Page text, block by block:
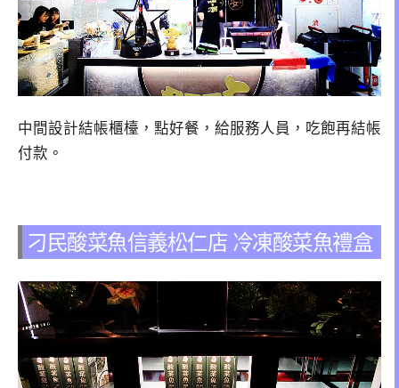
中間設計結帳櫃檯，點好餐，給服務人員，吃飽再結帳
付款。
刁民酸菜魚信義松仁店 冷凍酸菜魚禮盒